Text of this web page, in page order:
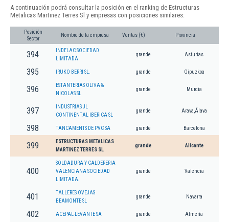
A continuación podrá consultar la posición en el ranking de Estructuras
Metalicas Martinez Terres Sl y empresas con posiciones similares:
Posición
Sector
Nombre de la empresa Ventas (€) Provincia
394
INDELAC SOCIEDAD
LIMITADA
grande Asturias
395 IRUKO BERRI SL. grande Gipuzkoa
396
ESTANTERIAS OLIVA &
NICOLAS SL
grande Murcia
397
INDUSTRIAS JL
CONTINENTAL IBERICA SL
grande Arava,Álava
398 TANCAMENTS DE PVC SA grande Barcelona
399
ESTRUCTURAS METALICAS
MARTINEZ TERRES SL
grande Alicante
400
SOLDADURA Y CALDERERIA
VALENCIANA SOCIEDAD
LIMITADA.
grande Valencia
401
TALLERES OVEJAS
BEAMONTE SL
grande Navarra
402 ACEPAL-LEVANTE SA grande Almería